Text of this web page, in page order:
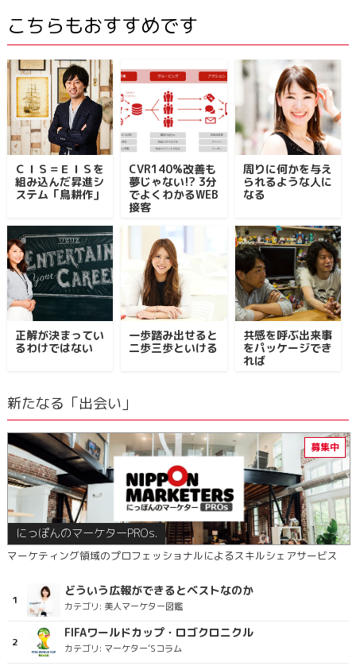
こちらもおすすめです
ＣＩＳ＝ＥＩＳを
組み込んだ昇進シ
ステム「鳥耕作」
CVR140%改善も
夢じゃない!? 3分
でよくわかるWEB
接客
周りに何かを与え
られるような人に
なる
正解が決まってい
るわけではない
一歩踏み出せると
二歩三歩といける
共感を呼ぶ出来事
をパッケージでき
れば
新たなる「出会い」
にっぽんのマーケターPROs.
マーケティング領域のプロフェッショナルによるスキルシェアサービス
どういう広報ができるとベストなのか
カテゴリ: 美人マーケター図鑑
FIFAワールドカップ・ロゴクロニクル
カテゴリ: マーケター’Sコラム